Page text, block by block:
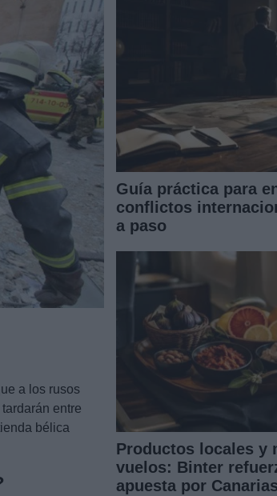
a los rusos
entre
bélica
Guía práctica para
conflictos
a paso
Productos locales y
vuelos: Binter
apuesta por Canarias